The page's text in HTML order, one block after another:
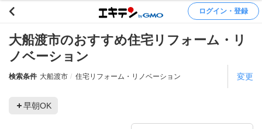
ログイン・登録
大船渡市のおすすめ住宅リフォーム・リ
ノベーション
検索条件 大船渡市 住宅リフォーム・リノベーション 変更
早朝OK